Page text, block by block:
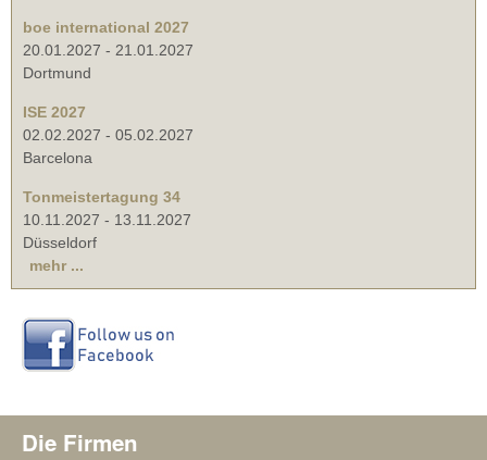
boe international 2027
20.01.2027 - 21.01.2027
Dortmund
ISE 2027
02.02.2027 - 05.02.2027
Barcelona
Tonmeistertagung 34
10.11.2027 - 13.11.2027
Düsseldorf
mehr ...
Die Firmen